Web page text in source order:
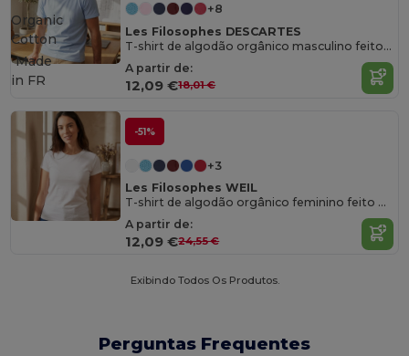
+8
Les Filosophes DESCARTES
T-shirt de algodão orgânico masculino feito na França
A partir de:
12,09 €18,01 €
Organic
Cotton
Made
in FR
-51%
+3
Les Filosophes WEIL
T-shirt de algodão orgânico feminino feito na França
A partir de:
12,09 €24,55 €
Exibindo Todos Os Produtos.
Perguntas Frequentes